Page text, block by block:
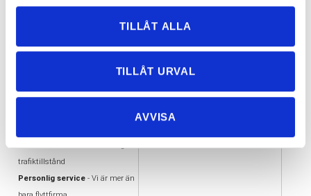
TILLÅT ALLA
TILLÅT URVAL
AVVISA
VARFÖR FLYTTA MED
Flexibilitet- Vi flyttar i hela
Kortbetalning
trafiktillstånd
Personlig service- Vi är mer än
VÅRA UTMÄRKELSER
AA kreditvärdiga aktiebolag
Offertas ambassadör
Alandiaförsäkring